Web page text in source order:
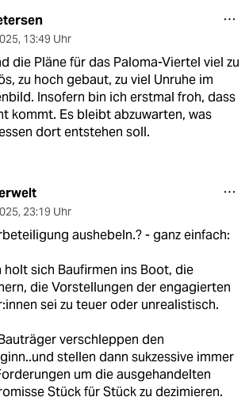
, 13:49 Uhr
die Pläne für das Paloma-Viertel viel zu
zu hoch gebaut, zu viel Unruhe im
Insofern bin ich erstmal froh, dass
kommt. Es bleibt abzuwarten, was
dort entstehen soll.
, 23:19 Uhr
aushebeln.? - ganz einfach:
holt sich Baufirmen ins Boot, die
die Vorstellungen der engagierten
sei zu teuer oder unrealistisch.
verschleppen den
stellen dann sukzessive immer
um die ausgehandelten
Stück für Stück zu dezimieren.